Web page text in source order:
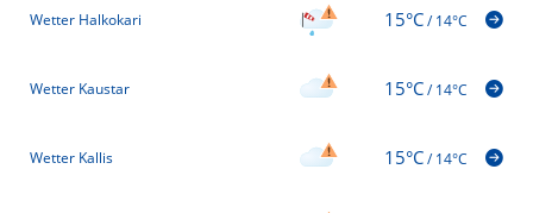
Wetter Halkokari 15°C/14°C
Wetter Kaustar 15°C/14°C
Wetter Kallis 15°C/14°C